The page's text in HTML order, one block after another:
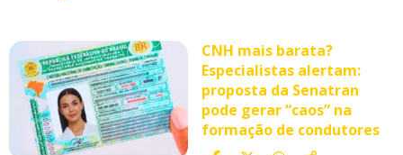
CNH mais barata?
Especialistas alertam:
proposta da Senatran
pode gerar “caos” na
formação de condutores